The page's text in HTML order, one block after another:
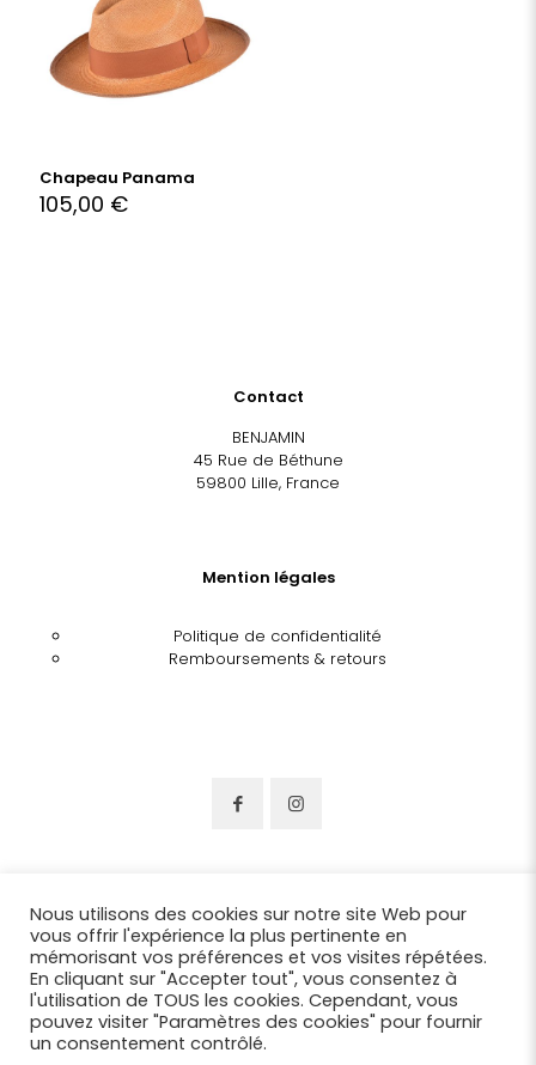
Chapeau Panama
105,00 €
Contact
BENJAMIN
45 Rue de Béthune
59800 Lille, France
Mention légales
Politique de confidentialité
Remboursements & retours
Nous utilisons des cookies sur notre site Web pour
vous offrir l'expérience la plus pertinente en
mémorisant vos préférences et vos visites répétées.
En cliquant sur "Accepter tout", vous consentez à
l'utilisation de TOUS les cookies. Cependant, vous
pouvez visiter "Paramètres des cookies" pour fournir
un consentement contrôlé.